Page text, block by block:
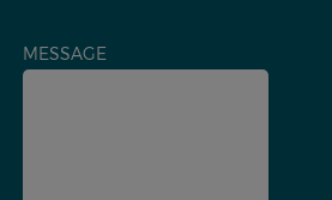
MESSAGE